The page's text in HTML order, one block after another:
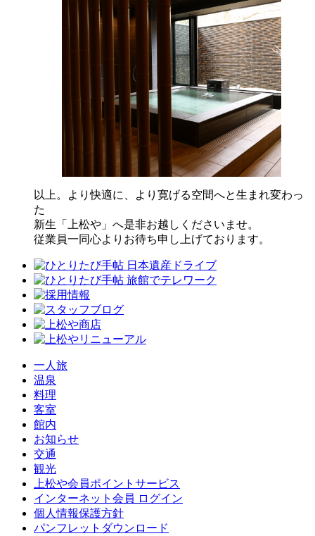
以上。より快適に、より寛げる空間へと生まれ変わっ
た
新生「上松や」へ是非お越しくださいませ。
従業員一同心よりお待ち申し上げております。
一人旅
温泉
料理
客室
館内
お知らせ
交通
観光
上松や会員ポイントサービス
インターネット会員 ログイン
個人情報保護方針
パンフレットダウンロード